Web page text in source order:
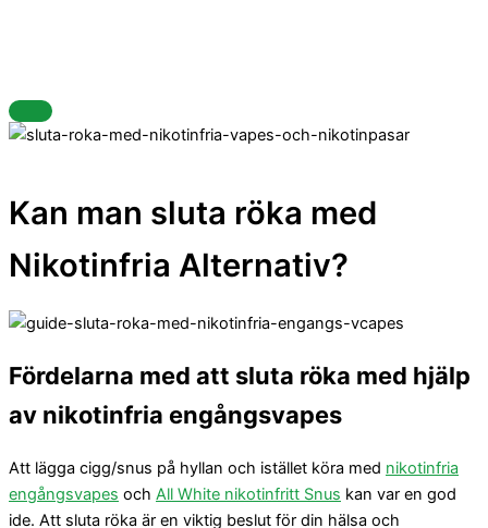
Kan man sluta röka med
Nikotinfria Alternativ?
Fördelarna med att sluta röka med hjälp
av nikotinfria engångsvapes
Att lägga cigg/snus på hyllan och istället köra med nikotinfria
engångsvapes och All White nikotinfritt Snus kan var en god
ide. Att sluta röka är en viktig beslut för din hälsa och